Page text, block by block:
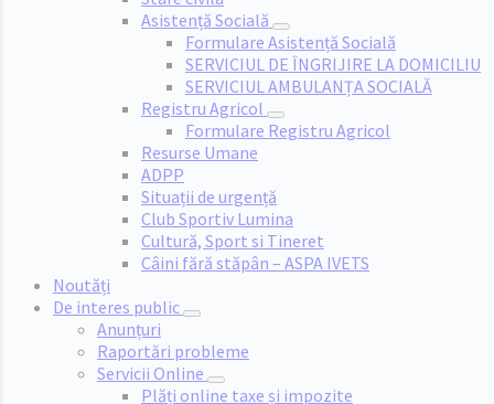
Asistență Socială
Formulare Asistență Socială
SERVICIUL DE ÎNGRIJIRE LA DOMICILIU
SERVICIUL AMBULANȚA SOCIALĂ
Registru Agricol
Formulare Registru Agricol
Resurse Umane
ADPP
Situații de urgență
Club Sportiv Lumina
Cultură, Sport si Tineret
Câini fără stăpân – ASPA IVETS
Noutăți
De interes public
Anunțuri
Raportări probleme
Servicii Online
Plăți online taxe și impozite